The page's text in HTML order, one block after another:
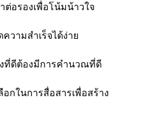
ต่อรองเพื่อโน้มน้าวใจ
วามสำเร็จได้ง่าย
ที่ดีต้องมีการคำนวณที่ดี
กในการสื่อสารเพื่อสร้าง